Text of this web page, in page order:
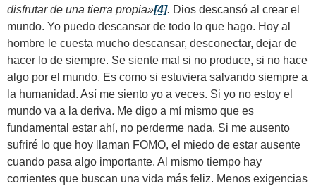
disfrutar de una tierra propia»[4]. Dios descansó al crear el
mundo. Yo puedo descansar de todo lo que hago. Hoy al
hombre le cuesta mucho descansar, desconectar, dejar de
hacer lo de siempre. Se siente mal si no produce, si no hace
algo por el mundo. Es como si estuviera salvando siempre a
la humanidad. Así me siento yo a veces. Si yo no estoy el
mundo va a la deriva. Me digo a mí mismo que es
fundamental estar ahí, no perderme nada. Si me ausento
sufriré lo que hoy llaman FOMO, el miedo de estar ausente
cuando pasa algo importante. Al mismo tiempo hay
corrientes que buscan una vida más feliz. Menos exigencias